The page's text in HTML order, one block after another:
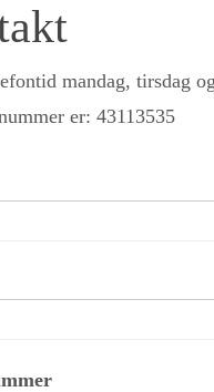
mandag, tirsdag
er: 43113535